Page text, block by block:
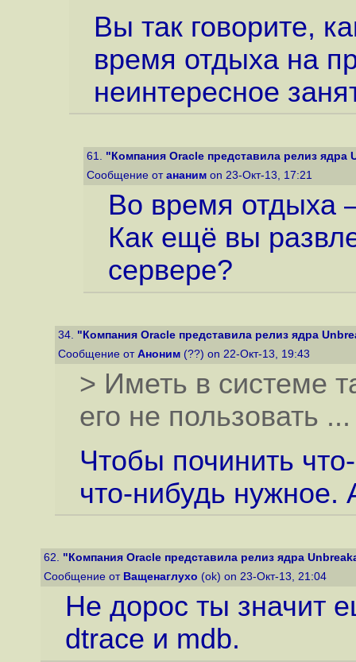
Вы так говорите,
время отдыха на
неинтересное
61. "Компания Oracle представила релиз ядра
Сообщение от ананим on 23-Окт-13, 17:21
Во время отдыха
Как ещё вы
сервере?
34. "Компания Oracle представила релиз ядра
Сообщение от Аноним (??) on 22-Окт-13, 19:43
> Иметь в системе
его не пользовать
Чтобы починить
что-нибудь
62. "Компания Oracle представила релиз ядра
Сообщение от Ващенаглухо (ok) on 23-Окт-13, 21:04
Не дорос ты значит
dtrace и mdb.